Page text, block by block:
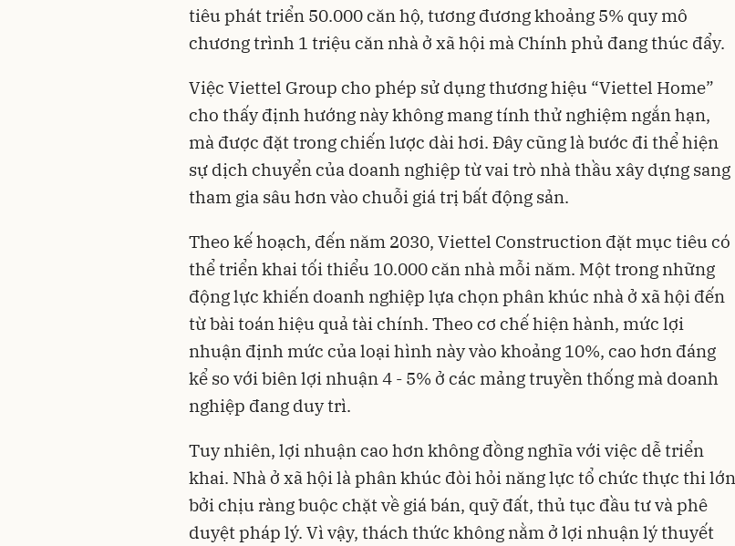
tiêu phát triển 50.000 căn hộ, tương đương khoảng 5% quy mô
chương trình 1 triệu căn nhà ở xã hội mà Chính phủ đang thúc đẩy.
Việc Viettel Group cho phép sử dụng thương hiệu “Viettel Home”
cho thấy định hướng này không mang tính thử nghiệm ngắn hạn,
mà được đặt trong chiến lược dài hơi. Đây cũng là bước đi thể hiện
sự dịch chuyển của doanh nghiệp từ vai trò nhà thầu xây dựng sang
tham gia sâu hơn vào chuỗi giá trị bất động sản.
Theo kế hoạch, đến năm 2030, Viettel Construction đặt mục tiêu có
thể triển khai tối thiểu 10.000 căn nhà mỗi năm. Một trong những
động lực khiến doanh nghiệp lựa chọn phân khúc nhà ở xã hội đến
từ bài toán hiệu quả tài chính. Theo cơ chế hiện hành, mức lợi
nhuận định mức của loại hình này vào khoảng 10%, cao hơn đáng
kể so với biên lợi nhuận 4 - 5% ở các mảng truyền thống mà doanh
nghiệp đang duy trì.
Tuy nhiên, lợi nhuận cao hơn không đồng nghĩa với việc dễ triển
khai. Nhà ở xã hội là phân khúc đòi hỏi năng lực tổ chức thực thi lớn
bởi chịu ràng buộc chặt về giá bán, quỹ đất, thủ tục đầu tư và phê
duyệt pháp lý. Vì vậy, thách thức không nằm ở lợi nhuận lý thuyết